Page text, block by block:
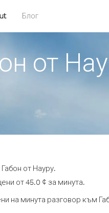
Блог
от
от Науру.
от 45.0 ¢ за минута.
на минута разговор към